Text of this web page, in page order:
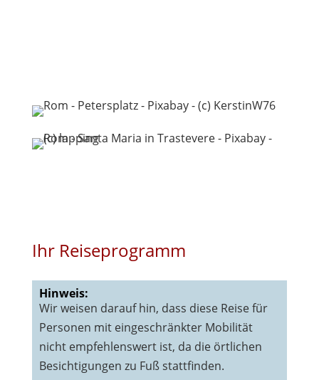
Ihr Reiseprogramm
Hinweis:
Wir weisen darauf hin, dass diese Reise für
Personen mit eingeschränkter Mobilität
nicht empfehlenswert ist, da die örtlichen
Besichtigungen zu Fuß stattfinden.